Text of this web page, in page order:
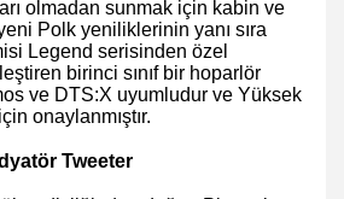
olmadan sunmak için kabin ve
Polk yeniliklerinin yanı sıra
Legend serisinden özel
birinci sınıf bir hoparlör
ve DTS:X uyumludur ve Yüksek
onaylanmıştır.
Tweeter